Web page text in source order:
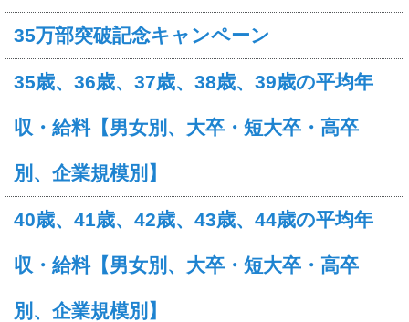
35万部突破記念キャンペーン
35歳、36歳、37歳、38歳、39歳の平均年
収・給料【男女別、大卒・短大卒・高卒
別、企業規模別】
40歳、41歳、42歳、43歳、44歳の平均年
収・給料【男女別、大卒・短大卒・高卒
別、企業規模別】